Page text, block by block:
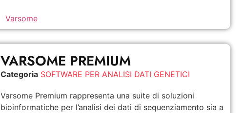
Varsome
VARSOME PREMIUM
Categoria SOFTWARE PER ANALISI DATI GENETICI
Varsome Premium rappresenta una suite di soluzioni
bioinformatiche per l’analisi dei dati di sequenziamento sia a